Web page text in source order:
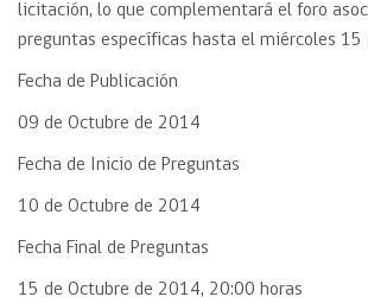
licitación, lo que complementará el foro
preguntas específicas hasta el miércoles 15
Fecha de Publicación
09 de Octubre de 2014
Fecha de Inicio de Preguntas
10 de Octubre de 2014
Fecha Final de Preguntas
15 de Octubre de 2014, 20:00 horas